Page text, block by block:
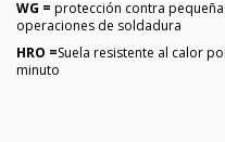
WG = protección contra
operaciones de soldadura
HRO =Suela resistente al calor
minuto